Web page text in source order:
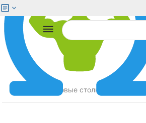
Игровые столы
Меню